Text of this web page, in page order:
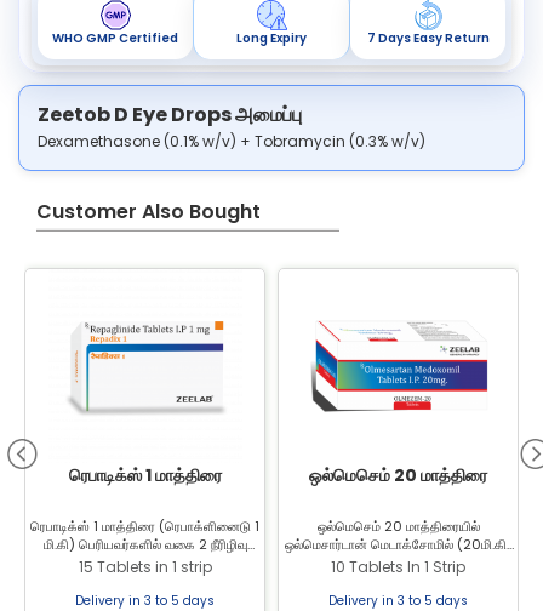
WHO GMP Certified Long Expiry 7 Days Easy Return
Zeetob D Eye Drops அமைப்பு
Dexamethasone (0.1% w/v) + Tobramycin (0.3% w/v)
Customer Also Bought
ரெபாடிக்ஸ் 1 மாத்திரை
ரெபாடிக்ஸ் 1 மாத்திரை (ரெபாக்ளினைடு 1
மி.கி) பெரியவர்களில் வகை 2 நீரிழிவு
நோயை சிகிச்சை செய்ய
பயன்படுத்தப்படுகிறது. ரெபாடிக்ஸ் 1
மாத்திரையை ஜீலாப் மருந்தகத்தில்
15 Tablets in 1 strip
Delivery in 3 to 5 days
ஒல்மெசெம் 20 மாத்திரை
ஒல்மெசெம் 20 மாத்திரையில்
ஒல்மெசார்டான் மெடாக்சோமில் (20மி.கி)
உள்ளது மற்றும் இது உயர் இரத்த
அழுத்தத்தை கட்டுப்படுத்த
பயன்படுத்தப்படுகிறது. சிறந்த விலையில்
10 Tablets In 1 Strip
Delivery in 3 to 5 days